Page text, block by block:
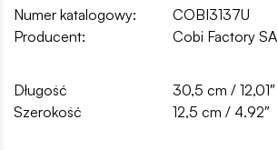
Numer katalogowy:
COBI3137U
Producent:
Cobi Factory SA
Długość
30,5 cm / 12,01″
Szerokość
12,5 cm / 4.92″